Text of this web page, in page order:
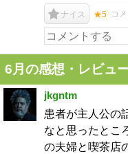
ナイス ★5 コ
6月の感想・レビュ
jkgntm
患者が主人公の
なと思ったとこ
の夫婦と喫茶店